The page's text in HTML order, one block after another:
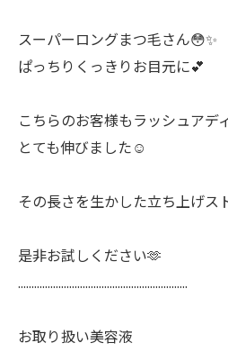
スーパーロングまつ毛さん😳✨
ぱっちりくっきりお目元に💕
こちらのお客様もラッシュアデ
とても伸びました☺️
その長さを生かした立ち上げス
是非お試しください🫶
………………………………………………………
お取り扱い美容液